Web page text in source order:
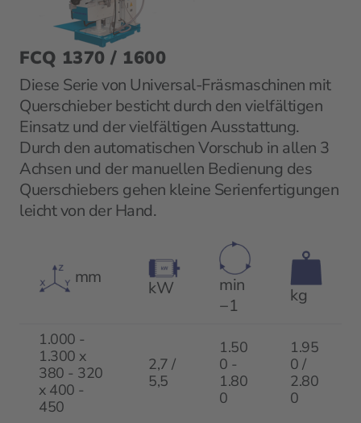
FCQ 1370 / 1600
Diese Serie von Universal-Fräsmaschinen mit
Querschieber besticht durch den vielfältigen
Einsatz und der vielfältigen Ausstattung.
Durch den automatischen Vorschub in allen 3
Achsen und der manuellen Bedienung des
Querschiebers gehen kleine Serienfertigungen
leicht von der Hand.
mm
kW
min
−1
kg
1.000 -
1.300 x
380 - 320
x 400 -
450
2,7 /
5,5
1.50
0 -
1.80
0
1.95
0 /
2.80
0